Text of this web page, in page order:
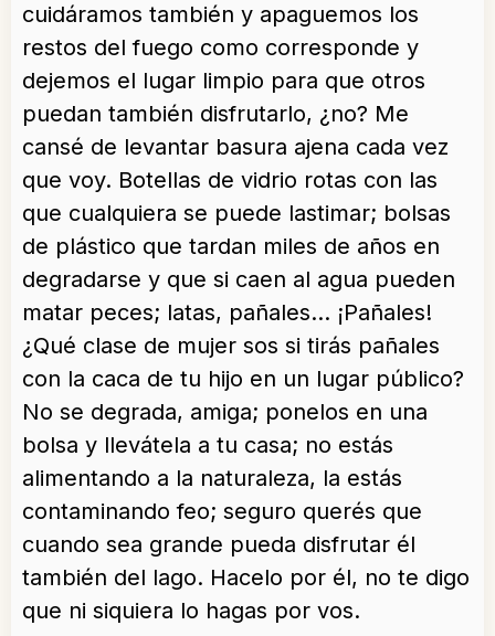
cuidáramos también y apaguemos los
restos del fuego como corresponde y
dejemos el lugar limpio para que otros
puedan también disfrutarlo, ¿no? Me
cansé de levantar basura ajena cada vez
que voy. Botellas de vidrio rotas con las
que cualquiera se puede lastimar; bolsas
de plástico que tardan miles de años en
degradarse y que si caen al agua pueden
matar peces; latas, pañales… ¡Pañales!
¿Qué clase de mujer sos si tirás pañales
con la caca de tu hijo en un lugar público?
No se degrada, amiga; ponelos en una
bolsa y llevátela a tu casa; no estás
alimentando a la naturaleza, la estás
contaminando feo; seguro querés que
cuando sea grande pueda disfrutar él
también del lago. Hacelo por él, no te digo
que ni siquiera lo hagas por vos.